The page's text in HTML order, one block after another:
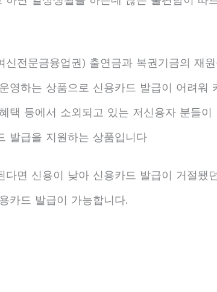
신전문금융업권) 출연금과 복권기금의 재
영하는 상품으로 신용카드 발급이 어려워
택 등에서 소외되고 있는 저신용자 분들이
발급을 지원하는 상품입니다
다면 신용이 낮아 신용카드 발급이 거절됐
카드 발급이 가능합니다.